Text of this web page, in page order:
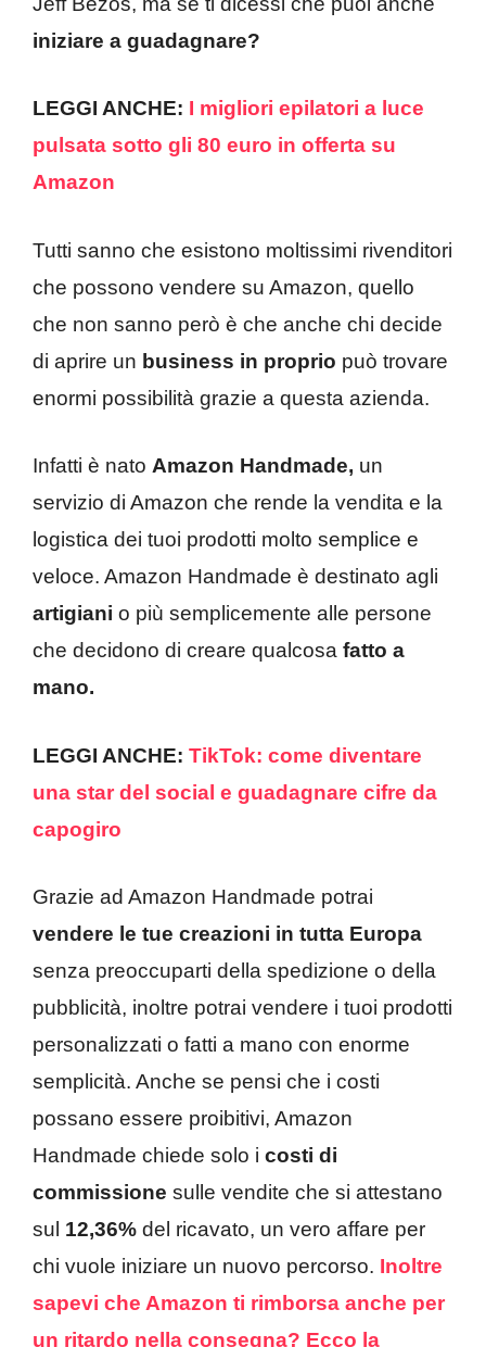
iniziare a guadagnare?
LEGGI ANCHE: I migliori epilatori a luce
pulsata sotto gli 80 euro in offerta su
Amazon
Tutti sanno che esistono moltissimi rivenditori
che possono vendere su Amazon, quello
che non sanno però è che anche chi decide
di aprire un business in proprio può trovare
enormi possibilità grazie a questa azienda.
Infatti è nato Amazon Handmade, un
servizio di Amazon che rende la vendita e la
logistica dei tuoi prodotti molto semplice e
veloce. Amazon Handmade è destinato agli
artigiani o più semplicemente alle persone
che decidono di creare qualcosa fatto a
mano.
LEGGI ANCHE: TikTok: come diventare
una star del social e guadagnare cifre da
capogiro
Grazie ad Amazon Handmade potrai
vendere le tue creazioni in tutta Europa
senza preoccuparti della spedizione o della
pubblicità, inoltre potrai vendere i tuoi prodotti
personalizzati o fatti a mano con enorme
semplicità. Anche se pensi che i costi
possano essere proibitivi, Amazon
Handmade chiede solo i costi di
commissione sulle vendite che si attestano
sul 12,36% del ricavato, un vero affare per
chi vuole iniziare un nuovo percorso. Inoltre
sapevi che Amazon ti rimborsa anche per
un ritardo nella consegna? Ecco la